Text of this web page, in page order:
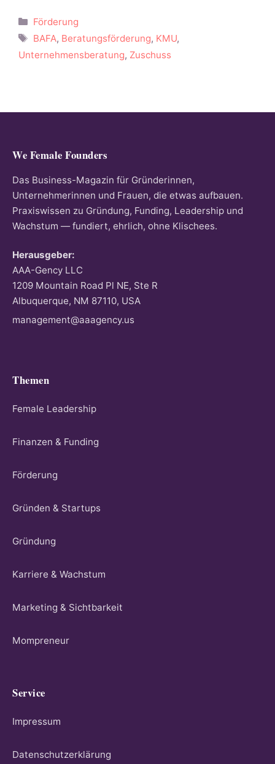
Kategorien
Förderung
Schlagwörter
BAFA, Beratungsförderung, KMU,
Unternehmensberatung, Zuschuss
We Female Founders
Das Business-Magazin für Gründerinnen,
Unternehmerinnen und Frauen, die etwas aufbauen.
Praxiswissen zu Gründung, Funding, Leadership und
Wachstum — fundiert, ehrlich, ohne Klischees.
Herausgeber:
AAA-Gency LLC
1209 Mountain Road Pl NE, Ste R
Albuquerque, NM 87110, USA
management@aaagency.us
Themen
Female Leadership
Finanzen & Funding
Förderung
Gründen & Startups
Gründung
Karriere & Wachstum
Marketing & Sichtbarkeit
Mompreneur
Service
Impressum
Datenschutzerklärung